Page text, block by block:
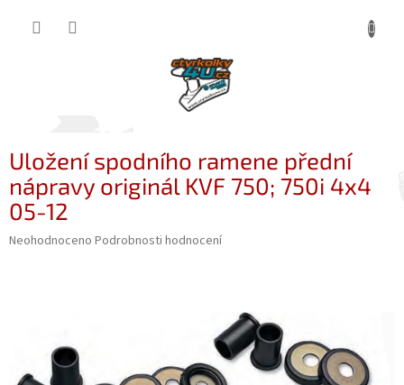
Uložení spodního ramene přední
nápravy originál KVF 750; 750i 4x4
05-12
Průměrné
hvězdiček.
Neohodnoceno Podrobnosti hodnocení